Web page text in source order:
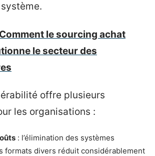
Comment le sourcing achat
le secteur des
offre plusieurs
les organisations :
: l’élimination des systèmes
formats divers réduit considérablement